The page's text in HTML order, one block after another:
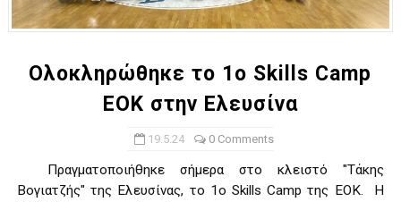
ΧΡΟΝΙΑ ΠΟΛΛΑ ΣΤΟ ΕΛΛΗΝΙΚΟ ΜΠΑΣΚΕΤ : 39Η ΕΠΕΤΕΙΟΣ ΑΠΟ
Ο δρόμος για τον 29ο τελικό κυπέλλου ανδρών ΕΣΚΑΝΑ
U21: Τεράστια πρόκριση για τον Πανελευσινιακό στον
Γ΄ανδρών play offs : "Σκληρό" καρύδι η Φιλία Περάματος
Play off B εφήβων Β φάση Στο f4 ΑΕ Ρέντη, Πέρα , Ερμής
Ολοκληρώθηκε το 1ο Skills Camp
ΕΟΚ στην Ελευσίνα
19.5.24 0 Comments
Πραγματοποιήθηκε σήμερα στο κλειστό "Τάκης
Βογιατζής" της Ελευσίνας, το 1ο Skills Camp της ΕΟΚ. Η